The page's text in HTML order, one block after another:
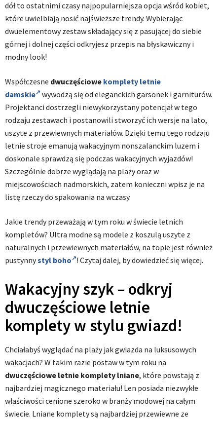
dół to ostatnimi czasy najpopularniejsza opcja wśród kobiet,
które uwielbiają nosić najświeższe trendy. Wybierając
dwuelementowy zestaw składający się z pasującej do siebie
górnej i dolnej części odkryjesz przepis na błyskawiczny i
modny look!
Współczesne dwuczęściowe komplety letnie
damskie
wywodzą się od eleganckich garsonek i garniturów.
Projektanci dostrzegli niewykorzystany potencjał w tego
rodzaju zestawach i postanowili stworzyć ich wersje na lato,
uszyte z przewiewnych materiałów. Dzięki temu tego rodzaju
letnie stroje emanują wakacyjnym nonszalanckim luzem i
doskonale sprawdzą się podczas wakacyjnych wyjazdów!
Szczególnie dobrze wyglądają na plaży oraz w
miejscowościach nadmorskich, zatem konieczni wpisz je na
listę rzeczy do spakowania na wczasy.
Jakie trendy przeważają w tym roku w świecie letnich
kompletów? Ultra modne są modele z koszulą uszyte z
naturalnych i przewiewnych materiałów, na topie jest również
pustynnystyl boho ! Czytaj dalej, by dowiedzieć się więcej.
Wakacyjny szyk – odkryj
dwuczęściowe letnie
komplety w stylu gwiazd!
Chciałabyś wyglądać na plaży jak gwiazda na luksusowych
wakacjach? W takim razie postaw w tym roku na
dwuczęściowe letnie komplety lniane, które powstają z
najbardziej magicznego materiału! Len posiada niezwykłe
właściwości cenione szeroko w branży modowej na całym
świecie. Lniane komplety są najbardziej przewiewne ze